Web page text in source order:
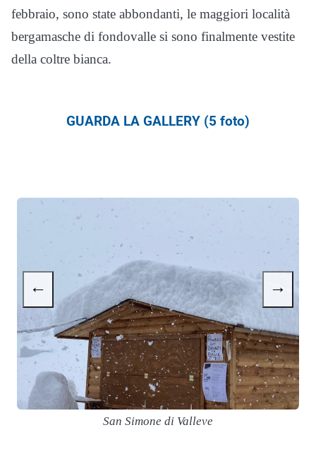
febbraio, sono state abbondanti, le maggiori località
bergamasche di fondovalle si sono finalmente vestite
della coltre bianca.
GUARDA LA GALLERY (5 foto)
San Simone di Valleve
← →